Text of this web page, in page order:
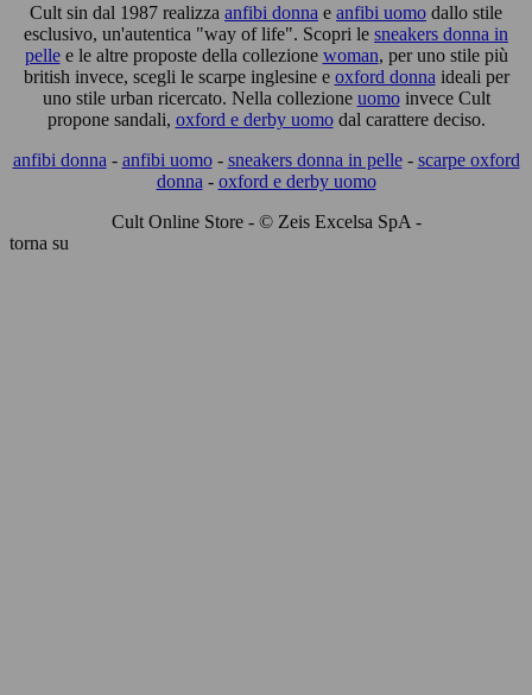
Cult sin dal 1987 realizza anfibi donna e anfibi uomo dallo stile
esclusivo, un'autentica "way of life". Scopri le sneakers donna in
pellee le altre proposte della collezione woman, per uno stile più
british invece, scegli le scarpe inglesine e oxford donna ideali per
uno stile urban ricercato. Nella collezione uomoinvece Cult
propone sandali, oxford e derby uomodal carattere deciso.
anfibi donna - anfibi uomo- sneakers donna in pelle- scarpe oxford
donna - oxford e derby uomo
Cult Online Store - © Zeis Excelsa SpA -
torna su